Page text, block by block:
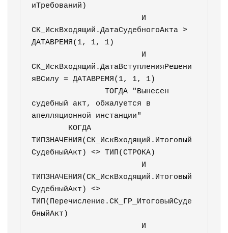
иТребований)
СК_ИскВходящий.ДатаСудебногоАкта >
ДАТАВРЕМЯ(1, 1, 1)
СК_ИскВходящий.ДатаВступленияРешени
яВСилу = ДАТАВРЕМЯ(1, 1, 1)
		ТОГДА "Вынесен
судебный акт, обжалуется в
апелляционной инстанции"
ТИПЗНАЧЕНИЯ(СК_ИскВходящий.Итоговый
СудебныйАкт) <> ТИП(СТРОКА)
ТИПЗНАЧЕНИЯ(СК_ИскВходящий.Итоговый
СудебныйАкт) <>
ТИП(Перечисление.СК_ГР_ИтоговыйСуде
бныйАкт)